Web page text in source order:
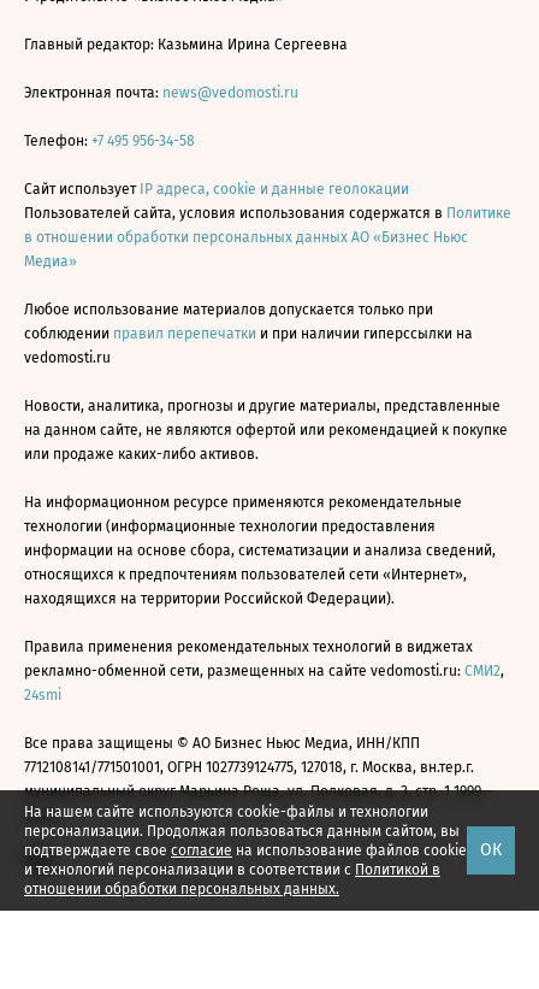
На нашем сайте используются cookie-файлы и технологии
персонализации. Продолжая пользоваться данным сайтом, вы
подтверждаете свое согласие на использование файлов cookie
и технологий персонализации в соответствии с Политикой в
отношении обработки персональных данных.
ОК
Главный редактор: Казьмина Ирина Сергеевна
Электронная почта: news@vedomosti.ru
Телефон: +7 495 956-34-58
Сайт использует IP адреса, cookie и данные геолокации
Пользователей сайта, условия использования содержатся в Политике
в отношении обработки персональных данных АО «Бизнес Ньюс
Медиа»
Любое использование материалов допускается только при
соблюдении правил перепечатки и при наличии гиперссылки на
vedomosti.ru
Новости, аналитика, прогнозы и другие материалы, представленные
на данном сайте, не являются офертой или рекомендацией к покупке
или продаже каких-либо активов.
На информационном ресурсе применяются рекомендательные
технологии (информационные технологии предоставления
информации на основе сбора, систематизации и анализа сведений,
относящихся к предпочтениям пользователей сети «Интернет»,
находящихся на территории Российской Федерации).
Правила применения рекомендательных технологий в виджетах
рекламно-обменной сети, размещенных на сайте vedomosti.ru: СМИ2,
24smi
Все права защищены © АО Бизнес Ньюс Медиа, ИНН/КПП
7712108141/771501001, ОГРН 1027739124775, 127018, г. Москва, вн.тер.г.
муниципальный округ Марьина Роща, ул. Полковая, д. 3, стр. 1 1999—
2026